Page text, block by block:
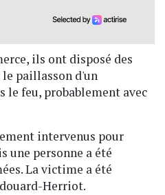
ils ont disposé des
le paillasson d'un
le feu, probablement avec
intervenus pour
une personne a été
La victime a été
Herriot.